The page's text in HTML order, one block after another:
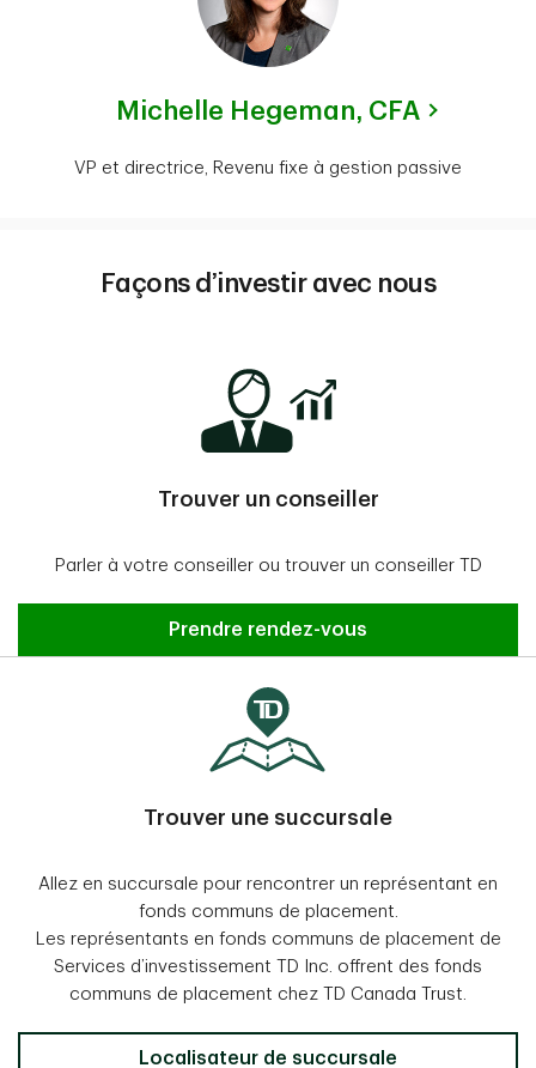
Michelle Hegeman, CFA
VP et directrice, Revenu fixe à gestion passive
Façons d’investir avec nous
Trouver un conseiller
Parler à votre conseiller ou trouver un conseiller TD
Prendre rendez-vous
Trouver une succursale
Allez en succursale pour rencontrer un représentant en
fonds communs de placement.
Les représentants en fonds communs de placement de
Services d’investissement TD Inc. offrent des fonds
communs de placement chez TD Canada Trust.
Localisateur de succursale